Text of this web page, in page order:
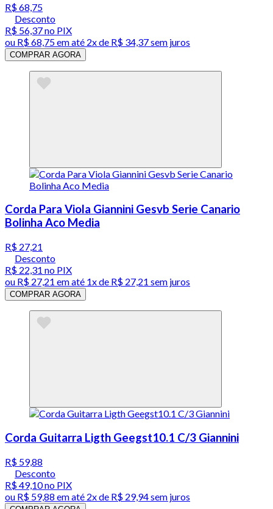
R$ 68,75
Desconto
R$ 56,37no PIX
ou R$ 68,75em até 2x de R$ 34,37 sem juros
COMPRAR AGORA
Corda Para Viola Giannini Gesvb Serie Canario
Bolinha Aco Media
R$ 27,21
Desconto
R$ 22,31 no PIX
ou R$ 27,21 em até 1x de R$ 27,21 sem juros
COMPRAR AGORA
Corda Guitarra Ligth Geegst10.1 C/3 Giannini
R$ 59,88
Desconto
R$ 49,10no PIX
ou R$ 59,88 em até 2x de R$ 29,94 sem juros